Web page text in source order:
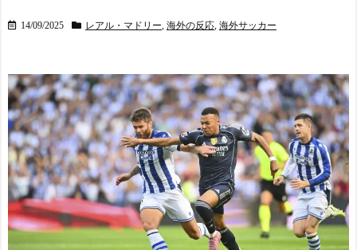
14/09/2025 レアル・マドリー, 海外の反応, 海外サッカー